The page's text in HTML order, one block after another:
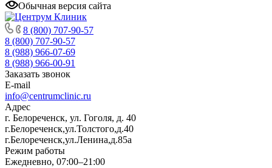
Обычная версия сайта
8 (800) 707-90-57
8 (800) 707-90-57
8 (988) 966-07-69
8 (988) 966-00-91
Заказать звонок
E-mail
info@centrumclinic.ru
Адрес
г. Белореченск, ул. Гоголя, д. 40
г.Белореченск,ул.Толстого,д.40
г.Белореченск,ул.Ленина,д.85а
Режим работы
Ежедневно, 07:00–21:00